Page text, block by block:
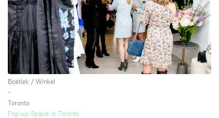
Boetiek / Winkel
∙
Toronto
Pop-up Space in Toronto